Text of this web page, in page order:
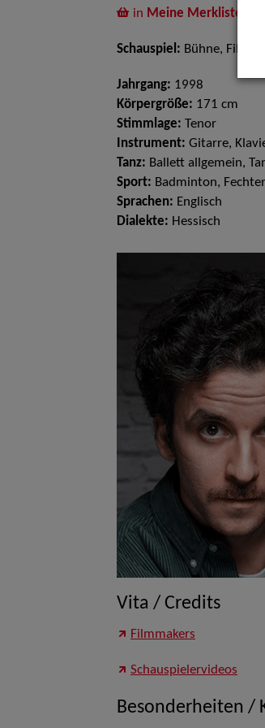
in Meine Merkliste
Schauspiel: Bühne, Film
Jahrgang: 1998
Körpergröße: 171 cm
Stimmlage: Tenor
Instrument: Gitarre,
Tanz: Ballett allgemein,
Sport: Badminton,
Sprachen: Englisch
Dialekte: Hessisch
Vita / Credits
Filmmakers
Schauspielervideos
Besonderheiten /